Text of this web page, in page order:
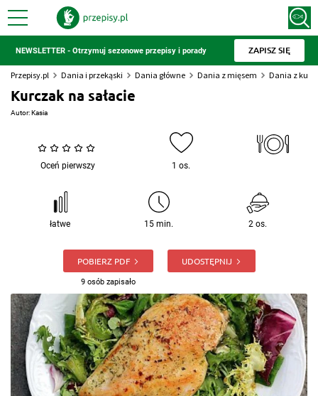
NEWSLETTER - Otrzymuj sezonowe przepisy i porady ZAPISZ SIĘ
Przepisy.pl Dania i przekąski Dania główne Dania z mięsem Dania z
Kurczak na sałacie
Autor:Kasia
Oceń pierwszy 1 os.
łatwe 15 min. 2 os.
POBIERZ PDF
9 osób zapisało
UDOSTĘPNIJ